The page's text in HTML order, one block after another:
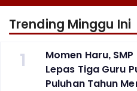
Trending Minggu Ini
1
Momen Haru,
Lepas Tiga Guru
Puluhan Tahun